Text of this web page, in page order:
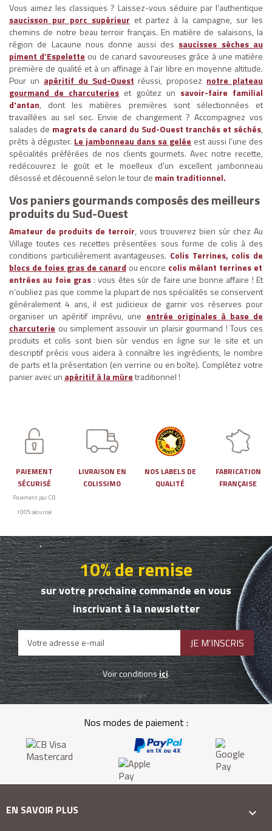
Vous aimez les classiques ? Laissez-vous séduire par l'authentique
saucisson pur porc supérieur et partez à la campagne, sur les
chemins de notre beau terroir français. En matière de salaisons, la
région de Lacaune nous donne aussi des saucisses sèches au
piment d’Espelette ou de canard savoureuses grâce à une matière
première de qualité et à un affinage à l’air libre en moyenne altitude.
Pour un apéritif du Sud-Ouest réussi, proposez notre plateau
gourmand de charcuteries et goûtez un savoir-faire familial
d'antan, dont les matières premières sont sélectionnées et
travaillées au sel sec. Envie de changement ? Accompagnez vos
salades de magrets de canard du Sud-Ouest tranchés et séchés,
prêts à déguster. Le jambonneau dans sa gelée est aussi l’une des
spécialités préférées de nos clients gourmets. Avec notre recette,
redécouvrez le goût et le moelleux d'un excellent jambonneau
désossé et découenné selon le tour de main traditionnel.
Vos paniers gourmands composés des meilleurs
produits du Sud-Ouest
Amateur de produits de terroir, vous trouverez bien sûr chez Au
Village toutes ces recettes présentées sous forme de colis à des
conditions particulièrement avantageuses. Colis Terrines, colis de
blocs de foies gras de canard ou encore colis mêlant terrines et
entrées au foie gras: vous êtes sûr de faire une bonne affaire ! Et
n’oubliez pas que comme la plupart de nos spécialités se conservent
généralement 4 ans, il est judicieux de garnir vos réserves pour
organiser un apéritif imprévu, une entrée originales à base de
charcuterie ou simplement assouvir un plaisir gourmand ! Tous ces
produits et colis sont bien sûr vendus en ligne sur le site et un
descriptif précis vous aidera à connaître les ingrédients, le nombre
de parts et la présentation (en verrine ou en boîte). Complétez votre
panier avec un apéritif à la mûretraditionnel !
PAIEMENT
SÉCURISÉ
Paiement par CB
100% sécurisé
LIVRAISON EN
COLISSIMO
NOS LABELS DE
QUALITÉ
FABRICATION
FRANÇAISE
10% de remise
sur votre prochaine commande en vous
inscrivant à la newsletter
Voir conditionsici.
Nos modes de paiement :
EN SAVOIR PLUS
